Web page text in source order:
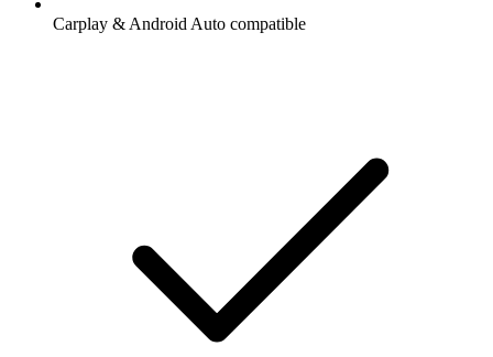
Carplay & Android Auto compatible